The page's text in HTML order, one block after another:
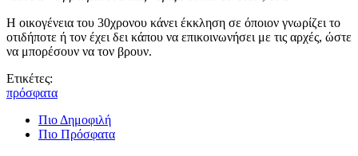
Η οικογένεια του 30χρονου κάνει έκκληση σε όποιον γνωρίζει το
οτιδήποτε ή τον έχει δει κάπου να επικοινωνήσει με τις αρχές, ώστε
να μπορέσουν να τον βρουν.
Ετικέτες:
πρόσφατα
Πιο Δημοφιλή
Πιο Πρόσφατα